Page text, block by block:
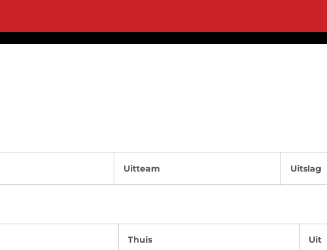
Uitteam Uitslag
Thuis Uit